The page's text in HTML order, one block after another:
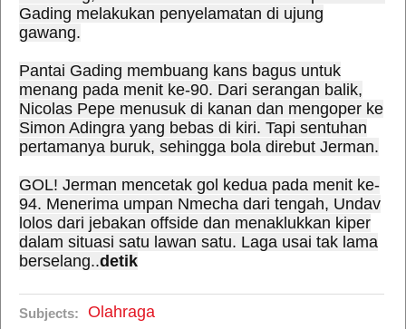
Gading melakukan penyelamatan di ujung
gawang.
Pantai Gading membuang kans bagus untuk
menang pada menit ke-90. Dari serangan balik,
Nicolas Pepe menusuk di kanan dan mengoper ke
Simon Adingra yang bebas di kiri. Tapi sentuhan
pertamanya buruk, sehingga bola direbut Jerman.
GOL! Jerman mencetak gol kedua pada menit ke-
94. Menerima umpan Nmecha dari tengah, Undav
lolos dari jebakan offside dan menaklukkan kiper
dalam situasi satu lawan satu. Laga usai tak lama
berselang..detik
Subjects: Olahraga